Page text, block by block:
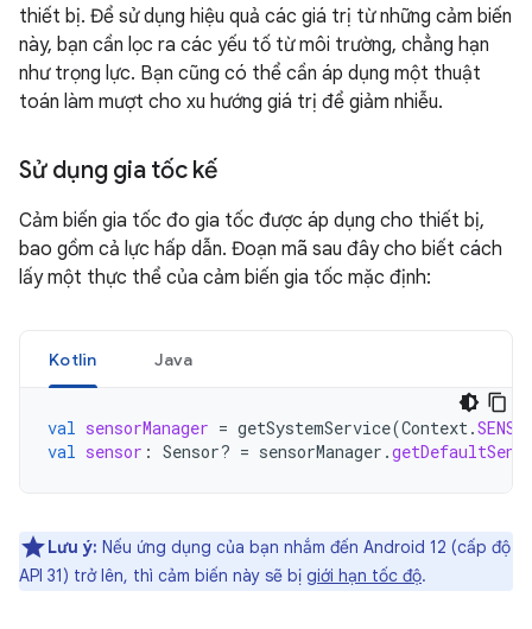
thiết bị. Để sử dụng hiệu quả các giá trị từ những cảm biến
này, bạn cần lọc ra các yếu tố từ môi trường, chẳng hạn
như trọng lực. Bạn cũng có thể cần áp dụng một thuật
toán làm mượt cho xu hướng giá trị để giảm nhiễu.
Sử dụng gia tốc kế
Cảm biến gia tốc đo gia tốc được áp dụng cho thiết bị,
bao gồm cả lực hấp dẫn. Đoạn mã sau đây cho biết cách
lấy một thực thể của cảm biến gia tốc mặc định:
Kotlin Java
val sensorManager = getSystemService(Context .
val sensor : Sensor? = sensorManager .
Lưu ý: Nếu ứng dụng của bạn nhắm đến Android 12 (cấp độ
API 31) trở lên, thì cảm biến này sẽ bị giới hạn tốc độ.